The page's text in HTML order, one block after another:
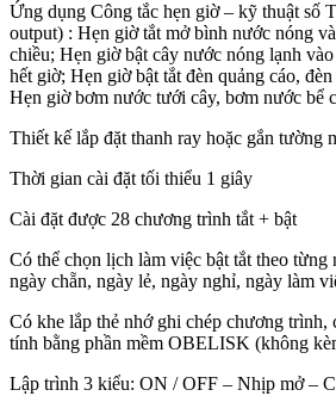
Ứng dụng Công tắc hẹn giờ – kỹ thuật số
output) : Hẹn giờ tắt mở bình nước nóng
chiều; Hẹn giờ bật cây nước nóng lạnh
hết giờ; Hẹn giờ bật tắt đèn quảng cáo,
Hẹn giờ bơm nước tưới cây, bơm nước bể
Thiết kế lắp đặt thanh ray hoặc gắn tường
Thời gian cài đặt tối thiểu 1 giây
Cài đặt được 28 chương trình tắt + bật
Có thể chọn lịch làm việc bật tắt theo từng
ngày chẵn, ngày lẻ, ngày nghỉ, ngày làm
Có khe lắp thẻ nhớ ghi chép chương trình,
tính bằng phần mềm OBELISK (không
Lập trình 3 kiểu: ON / OFF – Nhịp mở –